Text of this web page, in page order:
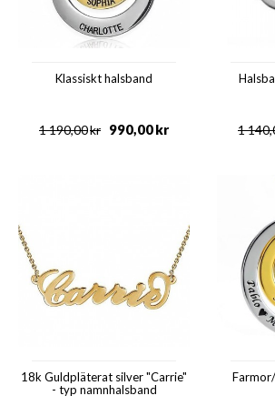
Klassiskt halsband
kr
1 190,00 kr
990,00 1
18k Guldpläterat silver "Carrie"
- typ namnhalsband